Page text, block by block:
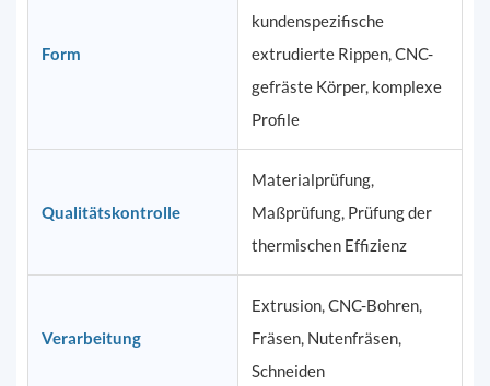
Form
kundenspezifische
extrudierte Rippen, CNC-
gefräste Körper, komplexe
Profile
Qualitätskontrolle
Materialprüfung,
Maßprüfung, Prüfung der
thermischen Effizienz
Verarbeitung
Extrusion, CNC-Bohren,
Fräsen, Nutenfräsen,
Schneiden